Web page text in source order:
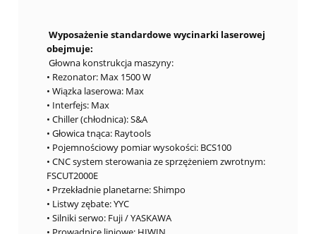
Wyposażenie standardowe wycinarki laserowej
obejmuje:
Głowna konstrukcja maszyny:
• Rezonator: Max 1500 W
• Wiązka laserowa: Max
• Interfejs: Max
• Chiller (chłodnica): S&A
• Głowica tnąca: Raytools
• Pojemnościowy pomiar wysokości: BCS100
• CNC system sterowania ze sprzężeniem zwrotnym:
FSCUT2000E
• Przekładnie planetarne: Shimpo
• Listwy zębate: YYC
• Silniki serwo: Fuji / YASKAWA